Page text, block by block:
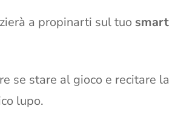
a propinarti sul tuo smart
se stare al gioco e recitare la
lupo.